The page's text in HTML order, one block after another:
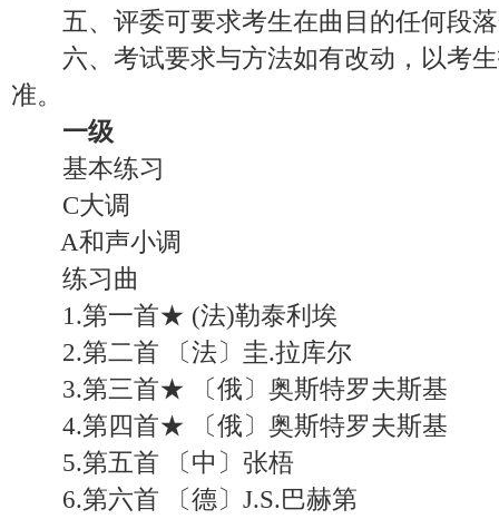
五、评委可要求考生在曲目的任何段落
六、考试要求与方法如有改动，以考生
准。
一级
基本练习
C大调
A和声小调
练习曲
1.第一首★ (法)勒泰利埃
2.第二首 〔法〕圭.拉库尔
3.第三首★ 〔俄〕奥斯特罗夫斯基
4.第四首★ 〔俄〕奥斯特罗夫斯基
5.第五首 〔中〕张梧
6.第六首 〔德〕J.S.巴赫第